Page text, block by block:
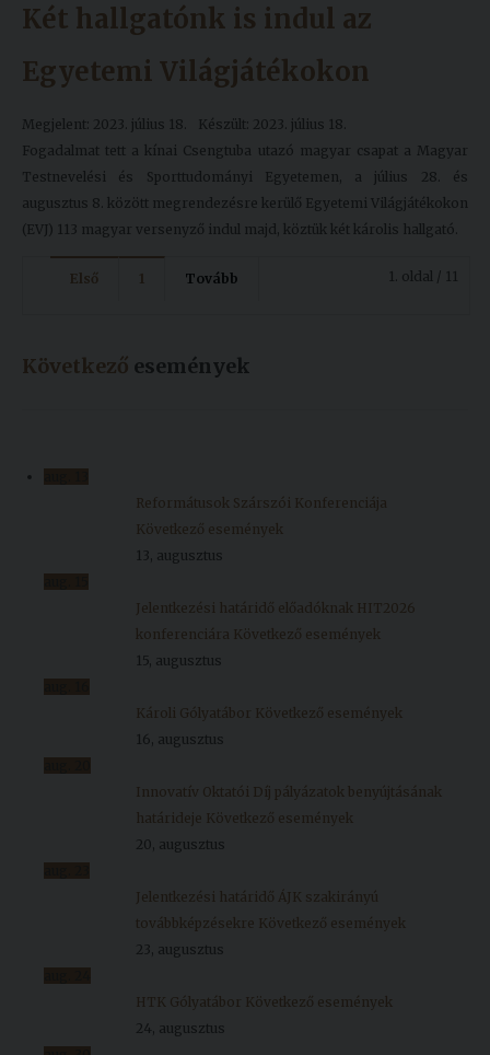
Két hallgatónk is indul az
Egyetemi Világjátékokon
Megjelent: 2023. július 18.
Készült: 2023. július 18.
Fogadalmat tett a kínai Csengtuba utazó magyar csapat a Magyar
Testnevelési és Sporttudományi Egyetemen, a július 28. és
augusztus 8. között megrendezésre kerülő Egyetemi Világjátékokon
(EVJ) 113 magyar versenyző indul majd, köztük két károlis hallgató.
1. oldal / 11
Első 1 Tovább
Következő események
Reformátusok Szárszói Konferenciája
Következő események
13, augusztus
Jelentkezési határidő előadóknak HIT2026
konferenciára Következő események
15, augusztus
Károli Gólyatábor Következő események
16, augusztus
Innovatív Oktatói Díj pályázatok benyújtásának
határideje Következő események
20, augusztus
Jelentkezési határidő ÁJK szakirányú
továbbképzésekre Következő események
23, augusztus
HTK Gólyatábor Következő események
24, augusztus